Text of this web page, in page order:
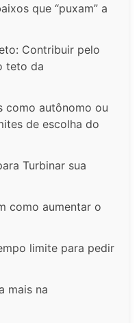
que “puxam” a
Contribuir pelo
teto da
como autônomo ou
de escolha do
Turbinar sua
como aumentar o
limite para pedir
mais na